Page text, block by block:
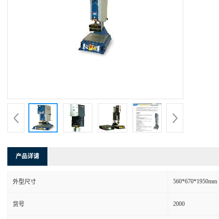
产品详请
外型尺寸 560*670*1950mm
货号 2000